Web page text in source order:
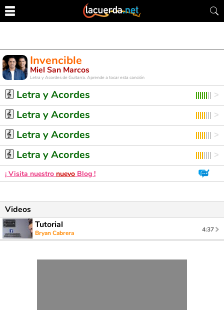
Invencible
Miel San Marcos
Letra y Acordes de Guitarra. Aprende a tocar esta canción
Letra y Acordes
Letra y Acordes
Letra y Acordes
Letra y Acordes
¡ Visita nuestro nuevo Blog !
Videos
Tutorial
Bryan Cabrera 4:37